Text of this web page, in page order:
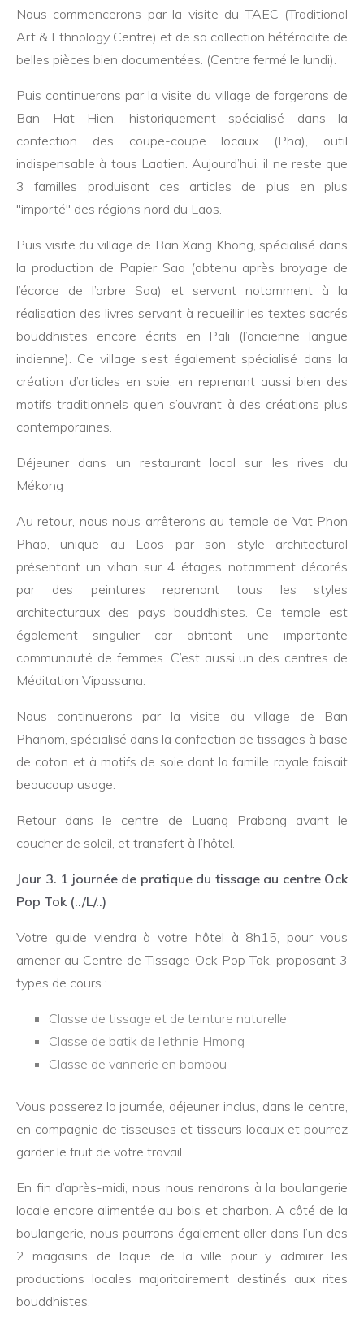
Nous commencerons par la visite du TAEC (Traditional
Art & Ethnology Centre) et de sa collection hétéroclite de
belles pièces bien documentées. (Centre fermé le lundi).
Puis continuerons par la visite du village de forgerons de
Ban Hat Hien, historiquement spécialisé dans la
confection des coupe-coupe locaux (Pha), outil
indispensable à tous Laotien. Aujourd’hui, il ne reste que
3 familles produisant ces articles de plus en plus
"importé" des régions nord du Laos.
Puis visite du village de Ban Xang Khong, spécialisé dans
la production de Papier Saa (obtenu après broyage de
l’écorce de l’arbre Saa) et servant notamment à la
réalisation des livres servant à recueillir les textes sacrés
bouddhistes encore écrits en Pali (l’ancienne langue
indienne). Ce village s’est également spécialisé dans la
création d’articles en soie, en reprenant aussi bien des
motifs traditionnels qu’en s’ouvrant à des créations plus
contemporaines.
Déjeuner dans un restaurant local sur les rives du
Mékong
Au retour, nous nous arrêterons au temple de Vat Phon
Phao, unique au Laos par son style architectural
présentant un vihan sur 4 étages notamment décorés
par des peintures reprenant tous les styles
architecturaux des pays bouddhistes. Ce temple est
également singulier car abritant une importante
communauté de femmes. C’est aussi un des centres de
Méditation Vipassana.
Nous continuerons par la visite du village de Ban
Phanom, spécialisé dans la confection de tissages à base
de coton et à motifs de soie dont la famille royale faisait
beaucoup usage.
Retour dans le centre de Luang Prabang avant le
coucher de soleil, et transfert à l’hôtel.
Jour 3. 1 journée de pratique du tissage au centre Ock
Pop Tok (../L/..)
Votre guide viendra à votre hôtel à 8h15, pour vous
amener au Centre de Tissage Ock Pop Tok, proposant 3
types de cours :
Classe de tissage et de teinture naturelle
Classe de batik de l’ethnie Hmong
Classe de vannerie en bambou
Vous passerez la journée, déjeuner inclus, dans le centre,
en compagnie de tisseuses et tisseurs locaux et pourrez
garder le fruit de votre travail.
En fin d’après-midi, nous nous rendrons à la boulangerie
locale encore alimentée au bois et charbon. A côté de la
boulangerie, nous pourrons également aller dans l’un des
2 magasins de laque de la ville pour y admirer les
productions locales majoritairement destinés aux rites
bouddhistes.